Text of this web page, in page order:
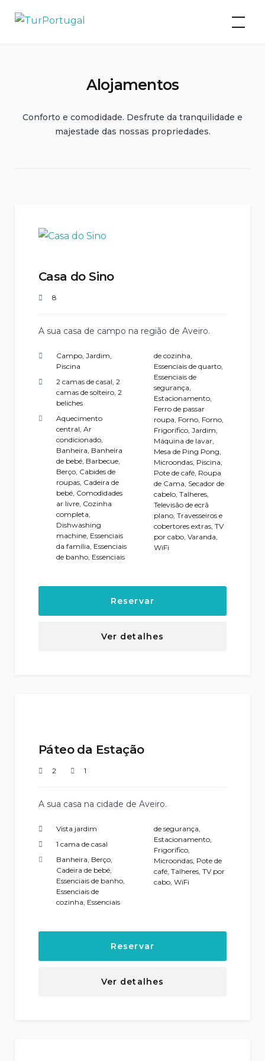
TurPortugal
Alojamentos
Conforto e comodidade. Desfrute da tranquilidade e
majestade das nossas propriedades.
Casa do Sino
8
A sua casa de campo na região de Aveiro.
Campo, Jardim,
Piscina
2 camas de casal, 2
camas de solteiro, 2
beliches
Aquecimento
central, Ar
condicionado,
Banheira, Banheira
de bebé, Barbecue,
Berço, Cabides de
roupas, Cadeira de
bebé, Comodidades
ar livre, Cozinha
completa,
Dishwashing
machine, Essenciais
da família, Essenciais
de banho, Essenciais
de cozinha,
Essenciais de quarto,
Essenciais de
segurança,
Estacionamento,
Ferro de passar
roupa, Forno, Forno,
Frigorífico, Jardim,
Máquina de lavar,
Mesa de Ping Pong,
Microondas, Piscina,
Pote de café, Roupa
de Cama, Secador de
cabelo, Talheres,
Televisão de ecrã
plano, Travesseiros e
cobertores extras, TV
por cabo, Varanda,
WiFi
Reservar
Ver detalhes
Páteo da Estação
2 1
A sua casa na cidade de Aveiro.
Vista jardim
1 cama de casal
Banheira, Berço,
Cadeira de bebé,
Essenciais de banho,
Essenciais de
cozinha, Essenciais
de segurança,
Estacionamento,
Frigorífico,
Microondas, Pote de
café, Talheres, TV por
cabo, WiFi
Reservar
Ver detalhes